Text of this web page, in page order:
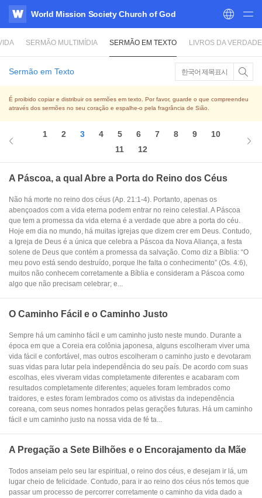
WATV
World Mission Society Church of God
SERMÃO MULTIMÍDIA SERMÃO EM TEXTO LIVROS DA VERDADE
Sermão em Texto 한국어 제목표시
É proibido copiar e distribuir os sermões em texto. Por favor, guarde o que compreendeu
através dos sermões no seu coração e espalhe-o pela fragrância de Sião.
1 2 3 4 5 6 7 8 9
10
11
12
A Páscoa, a qual Abre a Porta do Reino dos Céus
Não há morte no reino dos céus (Ap. 21:1-4). Portanto, apenas os
abençoados com a vida eterna podem entrar no reino celestial. A Páscoa
que tem a promessa da vida eterna é a verdade que abre a porta do céu.
Hoje em dia no mundo, há muitas igrejas que dizem crer em Deus. Contudo,
a Igreja de Deus é a única que celebra a Páscoa da Nova Aliança, a festa
solene de Deus que contém a promessa da salvação. Como diz a Bíblia: “O
meu povo está sendo destruído, porque lhe falta o conhecimento” (Os. 4:6),
muitos não conhecem corretamente a Bíblia e consideram a Páscoa como
algo que não precisam celebrar; e...
O Caminho Fácil e o Caminho Justo
Sempre há um caminho fácil e um caminho justo neste mundo. Durante a
época em que a Coreia era colônia japonesa, alguns escolheram viver uma
vida fácil e confortável, mas outros escolheram o caminho justo e devotaram
suas vidas para lutar pela independência do seu país. De acordo com suas
escolhas, eles viveram vidas completamente diferentes e acabaram com
resultados completamente diferentes; aqueles foram lembrados como
traidores, e estes foram lembrados como os ativistas da independência
coreana, com seus nomes honrados pelas gerações futuras. Há um caminho
fácil e um caminho justo na nossa vida de fé ta...
A Pregação a Sete Bilhões e o Encorajamento da Mãe
Todos anseiam pelo seu lar espiritual, o reino dos céus, e desejam ir lá, um
lugar cheio de felicidade. Contudo, para ir ao reino dos céus nós temos que
passar um processo de percorrer corretamente o caminho da vida dado a